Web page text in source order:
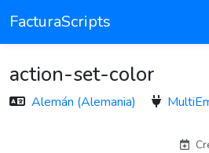
FacturaScripts
action-set-color
Alemán (Alemania)